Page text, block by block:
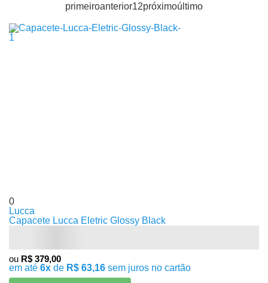
primeiroanterior12próximoúltimo
0
Lucca
Capacete Lucca Eletric Glossy Black
ou R$ 379,00
em até 6x de R$ 63,16 sem juros no cartão